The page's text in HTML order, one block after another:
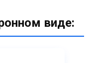
виде: